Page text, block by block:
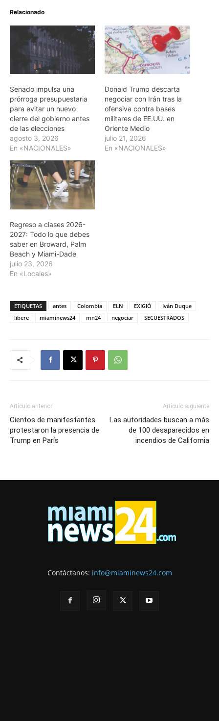
Relacionado
Senado impulsa una
prórroga presupuestaria
para evitar un nuevo
cierre del gobierno antes
de las elecciones
agosto 3, 2026
En «NACIONALES»
Donald Trump descarta
negociar con Irán tras la
ofensiva contra bases
militares de EE.UU. en
Oriente Medio
julio 21, 2026
En «NACIONALES»
Regreso a clases 2026-
2027: Todo lo que debes
saber en Broward, Palm
Beach y Miami-Dade
julio 23, 2026
En «Locales»
ETIQUETAS antes Colombia ELN EXIGIÓ
Iván Duque
libere
miaminews24 mn24 negociar SECUESTRADOS
Artículo anterior
Cientos de manifestantes
protestaron la presencia de
Trump en París
Artículo siguiente
Las autoridades buscan a más
de 100 desaparecidos en
incendios de California
Contáctanos: info@miaminews24.com